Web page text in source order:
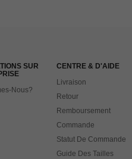
SUR
Nous?
CENTRE & D'AIDE
Livraison
Retour
Remboursement
Commande
Statut De Commande
Guide Des Tailles